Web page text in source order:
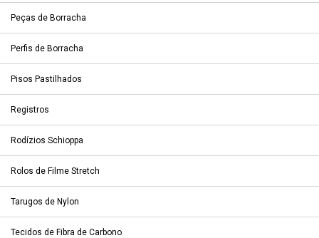
Peças de Borracha
Perfis de Borracha
Pisos Pastilhados
Registros
Rodízios Schioppa
Rolos de Filme Stretch
Tarugos de Nylon
Tecidos de Fibra de Carbono